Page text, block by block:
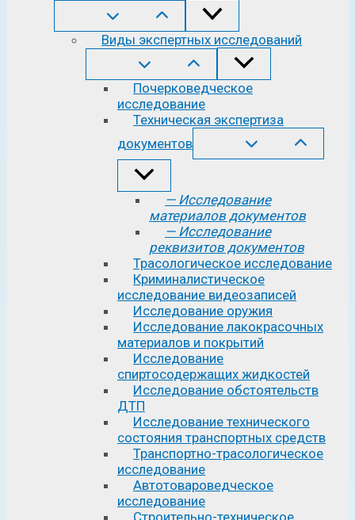
Виды экспертных исследований
Почерковедческое
исследование
Техническая экспертиза
документов
— Исследование
материалов документов
— Исследование
реквизитов документов
Трасологическое исследование
Криминалистическое
исследование видеозаписей
Исследование оружия
Исследование лакокрасочных
материалов и покрытий
Исследование
спиртосодержащих жидкостей
Исследование обстоятельств
ДТП
Исследование технического
состояния транспортных средств
Транспортно-трасологическое
исследование
Автотовароведческое
исследование
Строительно-техническое